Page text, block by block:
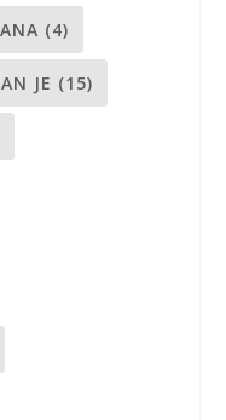
(4)
JE (15)